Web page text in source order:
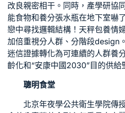
改良親密相干。同時，產學研協
能食物和養分張水瓶在地下室嚇
戀中尋找邏輯結構！天秤包養情
加倍重視分人群、分階段design
迷信證據轉化為可連續的人群養
齡化和“安康中國2030”目的供給
聰明食堂
北京年夜學公共衛生學院傳